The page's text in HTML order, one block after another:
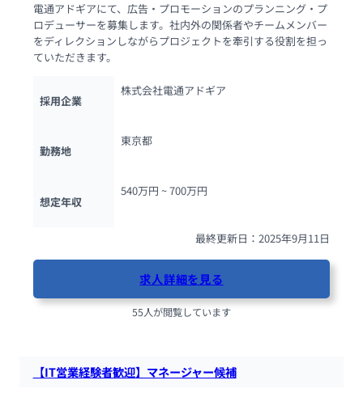
電通アドギアにて、広告・プロモーションのプランニング・プ
ロデューサーを募集します。社内外の関係者やチームメンバー
をディレクションしながらプロジェクトを牽引する役割を担っ
ていただきます。
採用企業
株式会社電通アドギア
勤務地
東京都
想定年収
540万円 ~ 700万円
最終更新日：2025年9月11日
求人詳細を見る
55人が閲覧しています
【IT営業経験者歓迎】マネージャー候補